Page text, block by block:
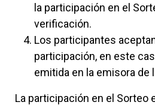
la participación en el
verificación.
Los participantes
participación, en este
emitida en la emisora de
La participación en el Sorteo